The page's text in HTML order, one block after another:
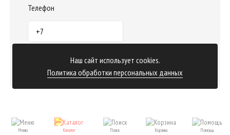
Телефон
Отправить заказ
Меню Каталог Поиск Корзина Помощь
Наш сайт использует cookies.
Политика обработки персональных данных